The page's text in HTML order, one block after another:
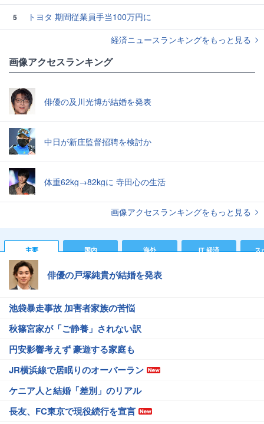
5
トヨタ 期間従業員手当100万円に
経済ニュースランキングをもっと見る
画像アクセスランキング
俳優の及川光博が結婚を発表
中日が新庄監督招聘を検討か
体重62kg→82kgに 寺田心の生活
画像アクセスランキングをもっと見る
主要 国内 海外 IT 経済 ス
俳優の戸塚純貴が結婚を発表
池袋暴走事故 加害者家族の苦悩
秋篠宮家が「ご静養」されない訳
円安影響考えず 豪遊する家庭も
JR横浜線で居眠りのオーバーラン
ケニア人と結婚「差別」のリアル
長友、FC東京で現役続行を宣言